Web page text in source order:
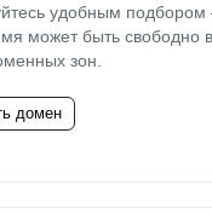
удобным
может быть свободно
зон.
домен